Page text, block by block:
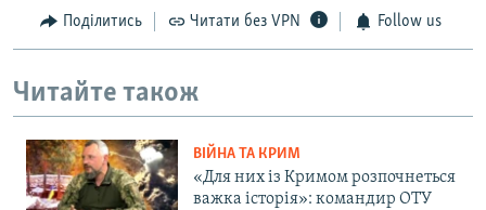
Поділитись Читати без VPN Follow us
Читайте також
ВІЙНА ТА КРИМ
«Для них із Кримом розпочнеться
важка історія»: командир ОТУ